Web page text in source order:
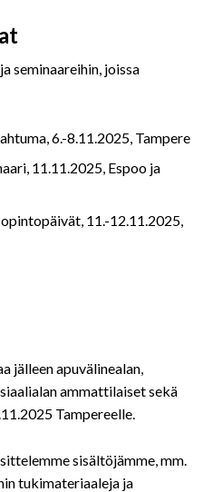
seminaareihin, joissa
6.-8.11.2025, Tampere
11.11.2025, Espoo ja
11.-12.11.2025,
jälleen apuvälinealan,
ammattilaiset sekä
Tampereelle.
sisältöjämme, mm.
tukimateriaaleja ja